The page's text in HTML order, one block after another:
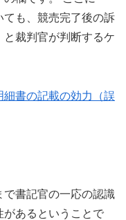
ても、競売完了後の訴
裁判官が判断するケ
細書の記載の効力（誤
書記官の一応の認識
があるということで